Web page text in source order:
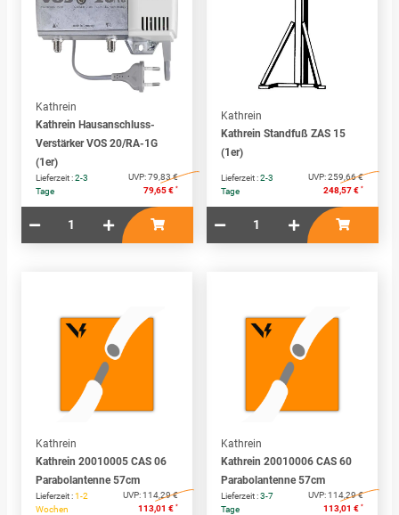
Kathrein
Kathrein Hausanschluss-
Verstärker VOS 20/RA-1G
(1er)
Lieferzeit :2-3
Tage
UVP:79,83 €
79,65 € *
Kathrein
Kathrein Standfuß ZAS 15
(1er)
Lieferzeit :2-3
Tage
UVP:259,66 €
248,57 € *
Kathrein
Kathrein 20010005 CAS 06
Parabolantenne 57cm
Lieferzeit :1-2
Wochen
UVP:114,29 €
113,01 € *
Kathrein
Kathrein 20010006 CAS 60
Parabolantenne 57cm
Lieferzeit :3-7
Tage
UVP:114,29 €
113,01 € *